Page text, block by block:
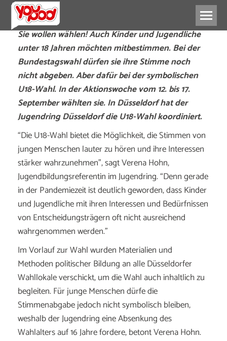
Sie wollen wählen! Auch Kinder und Jugendliche
unter 18 Jahren möchten mitbestimmen. Bei der
Bundestagswahl dürfen sie ihre Stimme noch
nicht abgeben. Aber dafür bei der symbolischen
U18-Wahl. In der Aktionswoche vom 12. bis 17.
September wählten sie. In Düsseldorf hat der
Jugendring Düsseldorf die U18-Wahl koordiniert.
“Die U18-Wahl bietet die Möglichkeit, die Stimmen von
jungen Menschen lauter zu hören und ihre Interessen
stärker wahrzunehmen”, sagt Verena Hohn,
Jugendbildungsreferentin im Jugendring. “Denn gerade
in der Pandemiezeit ist deutlich geworden, dass Kinder
und Jugendliche mit ihren Interessen und Bedürfnissen
von Entscheidungsträgern oft nicht ausreichend
wahrgenommen werden.”
Im Vorlauf zur Wahl wurden Materialien und
Methoden politischer Bildung an alle Düsseldorfer
Wahllokale verschickt, um die Wahl auch inhaltlich zu
begleiten. Für junge Menschen dürfe die
Stimmenabgabe jedoch nicht symbolisch bleiben,
weshalb der Jugendring eine Absenkung des
Wahlalters auf 16 Jahre fordere, betont Verena Hohn.